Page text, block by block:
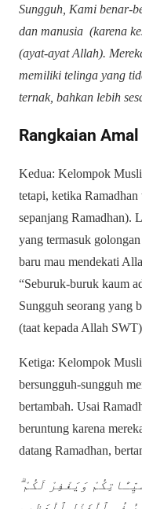
Sungguh, Kami benar-
dan manusia (karena
(ayat-ayat Allah).
memiliki telinga yang
ternak, bahkan lebih
Rangkaian
Kedua: Kelompok
tetapi, ketika
sepanjang Ramadhan).
yang termasuk
baru mau mendekati
“Seburuk-buruk kaum
Sungguh seorang yang
(taat kepada Allah
Ketiga: Kelompok
bersungguh-sungguh
bertambah. Usai
beruntung karena
datang Ramadhan,
وَيَغْفِرْ لَكُمْ